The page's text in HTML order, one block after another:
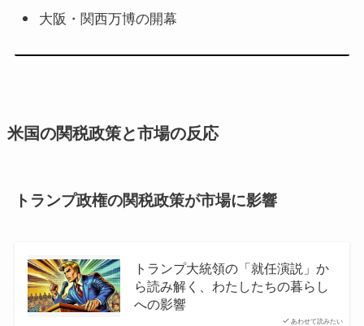
大阪・関西万博の開幕
米国の関税政策と市場の反応
トランプ政権の関税政策が市場に影響
あわせて読みたい
トランプ大統領の「就任演説」か
ら読み解く、わたしたちの暮らし
への影響